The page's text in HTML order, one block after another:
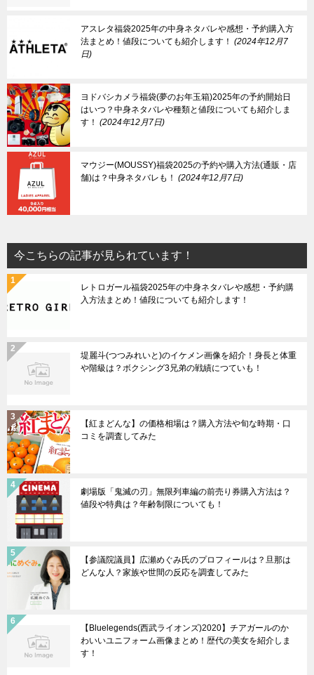
アスレタ福袋2025年の中身ネタバレや感想・予約購入方
法まとめ！値段についても紹介します！
2024年12月7
日
ヨドバシカメラ福袋(夢のお年玉箱)2025年の予約開始日
はいつ？中身ネタバレや種類と値段についても紹介しま
す！
2024年12月7日
マウジー(MOUSSY)福袋2025の予約や購入方法(通販・店
舗)は？中身ネタバレも！
2024年12月7日
今こちらの記事が見られています！
レトロガール福袋2025年の中身ネタバレや感想・予約購
入方法まとめ！値段についても紹介します！
堤麗斗(つつみれいと)のイケメン画像を紹介！身長と体重
や階級は？ボクシング3兄弟の戦績につていも！
【紅まどんな】の価格相場は？購入方法や旬な時期・口
コミを調査してみた
劇場版「鬼滅の刃」無限列車編の前売り券購入方法は？
値段や特典は？年齢制限についても！
【参議院議員】広瀬めぐみ氏のプロフィールは？旦那は
どんな人？家族や世間の反応を調査してみた
【Bluelegends(西武ライオンズ)2020】チアガールのか
わいいユニフォーム画像まとめ！歴代の美女を紹介しま
す！